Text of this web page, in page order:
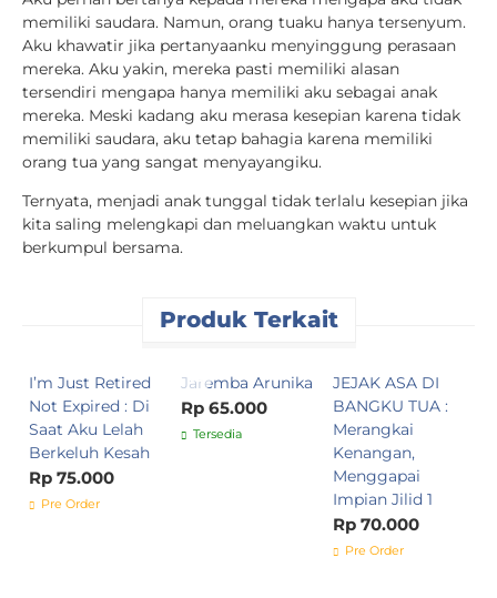
memiliki saudara. Namun, orang tuaku hanya tersenyum.
Aku khawatir jika pertanyaanku menyinggung perasaan
mereka. Aku yakin, mereka pasti memiliki alasan
tersendiri mengapa hanya memiliki aku sebagai anak
mereka. Meski kadang aku merasa kesepian karena tidak
memiliki saudara, aku tetap bahagia karena memiliki
orang tua yang sangat menyayangiku.
Ternyata, menjadi anak tunggal tidak terlalu kesepian jika
kita saling melengkapi dan meluangkan waktu untuk
berkumpul bersama.
Produk Terkait
I’m Just Retired
Not Expired : Di
Saat Aku Lelah
Berkeluh Kesah
Rp 75.000
Pre Order
Jaremba Arunika
Rp 65.000
Tersedia
JEJAK ASA DI
BANGKU TUA :
Merangkai
Kenangan,
Menggapai
Impian Jilid 1
Rp 70.000
Pre Order